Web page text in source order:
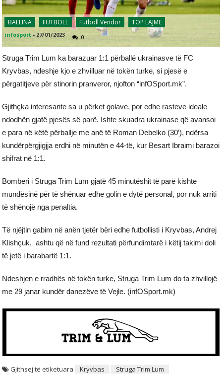
BALLINA FUTBOLL Futboll Vendor TOP LAJME
infosport -27/01/2023 0
Struga Trim Lum ka barazuar 1:1 përballë ukrainasve të FC
Kryvbas, ndeshje kjo e zhvilluar në tokën turke, si pjesë e
përgatitjeve për stinorin pranveror, njofton “infOSport.mk”.
Gjithçka interesante sa u përket golave, por edhe rasteve ideale
ndodhën gjatë pjesës së parë. Ishte skuadra ukrainase që avansoi
e para në këtë përballje me anë të Roman Debelko (30’), ndërsa
kundërpërgjigjja erdhi në minutën e 44-të, kur Besart Ibraimi barazoi
shifrat në 1:1.
Bomberi i Struga Trim Lum gjatë 45 minutëshit të parë kishte
mundësinë për të shënuar edhe golin e dytë personal, por nuk arriti
të shënojë nga penaltia.
Të njëjtin gabim në anën tjetër bëri edhe futbollisti i Kryvbas, Andrej
Klishçuk, ashtu që në fund rezultati përfundimtarë i këtij takimi doli
të jetë i barabartë 1:1.
Ndeshjen e rradhës në tokën turke, Struga Trim Lum do ta zhvillojë
me 29 janar kundër danezëve të Vejle. (infOSport.mk)
Gjithsej të etiketuara Kryvbas Struga Trim Lum